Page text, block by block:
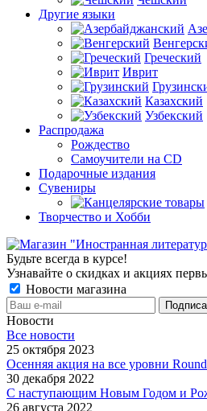
Другие языки
Греческий
Иврит
Казахский
Узбекский
Распродажа
Рождество
Самоучители на CD
Подарочные издания
Сувениры
Творчество и Хобби
Будьте всегда в курсе!
Узнавайте о скидках и акциях
Новости магазина
Новости
Все новости
25 октября 2023
Осенняя акция на все уровни
30 декабря 2022
С наступающим Новым Годом и
26 августа 2022